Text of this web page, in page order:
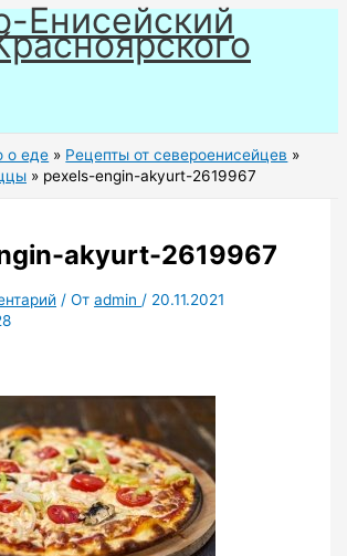
Енисейский
о еде
Рецепты от североенисейцев
pexels-engin-akyurt-2619967
akyurt-2619967
/ Отadmin / 20.11.2021